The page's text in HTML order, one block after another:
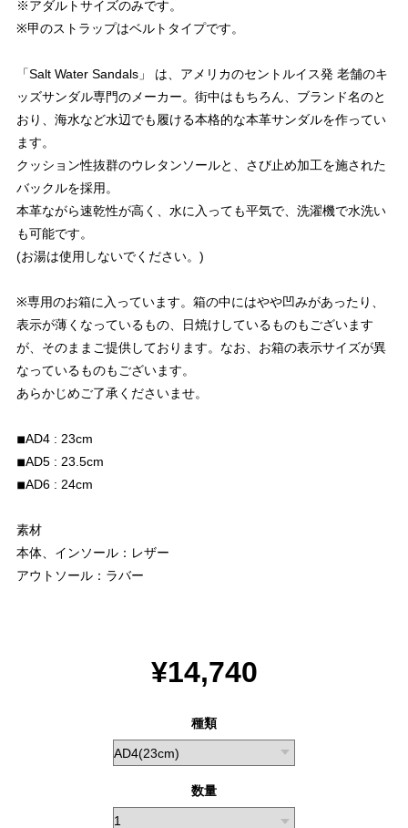
※アダルトサイズのみです。
※甲のストラップはベルトタイプです。
「Salt Water Sandals」 は、アメリカのセントルイス発 老舗のキ
ッズサンダル専門のメーカー。街中はもちろん、ブランド名のと
おり、海水など水辺でも履ける本格的な本革サンダルを作ってい
ます。
クッション性抜群のウレタンソールと、さび止め加工を施された
バックルを採用。
本革ながら速乾性が高く、水に入っても平気で、洗濯機で水洗い
も可能です。
(お湯は使用しないでください。)
※専用のお箱に入っています。箱の中にはやや凹みがあったり、
表示が薄くなっているもの、日焼けしているものもございます
が、そのままご提供しております。なお、お箱の表示サイズが異
なっているものもございます。
あらかじめご了承くださいませ。
◾︎AD4 : 23cm
◾︎AD5 : 23.5cm
◾︎AD6 : 24cm
素材
本体、インソール：レザー
アウトソール：ラバー
¥14,740
種類
数量